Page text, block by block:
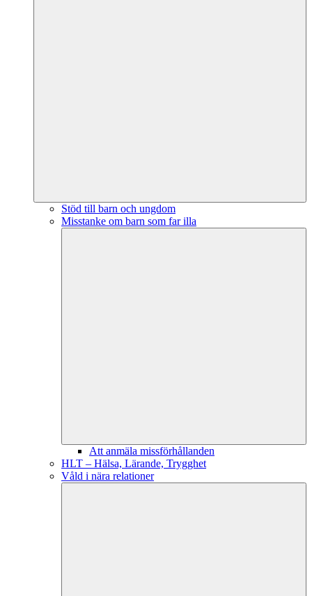
Stöd till barn och ungdom
Misstanke om barn som far illa
Att anmäla missförhållanden
HLT – Hälsa, Lärande, Trygghet
Våld i nära relationer